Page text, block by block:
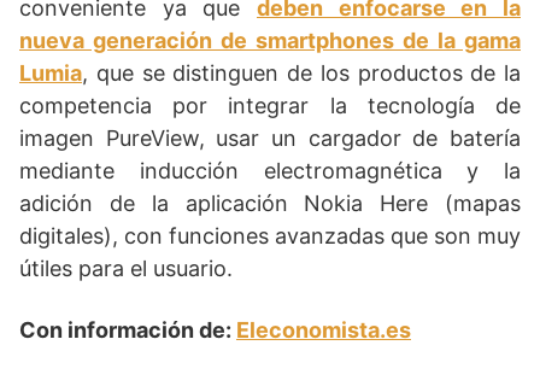
conveniente ya que deben enfocarse en la
nueva generación de smartphones de la gama
Lumia, que se distinguen de los productos de la
competencia por integrar la tecnología de
imagen PureView, usar un cargador de batería
mediante inducción electromagnética y la
adición de la aplicación Nokia Here (mapas
digitales), con funciones avanzadas que son muy
útiles para el usuario.
Con información de: Eleconomista.es